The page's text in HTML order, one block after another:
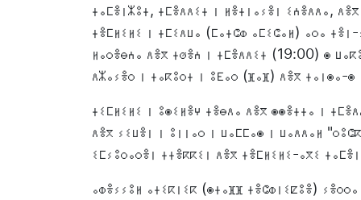
ⵜⴰⵎⴻⵏⵣⵓⵜ, ⵜⵎⴻⴷⴷⵉⵜ ⵏ ⵍⴻⵜⵏⴰⵢⴻⵏ ⵉⵄⴻⴷⴷⴰ,
ⵜⴻⵎⵍⵉⵍⵉ ⵏ ⵜⵎⵉⴷⵡⴰ (ⵎⴰⵜⵛⵀ ⴰⵎⵉⵛⴰⵍ) ⴰⵔⴰ
ⵍⴰⵔⴻⴱⵄⴰ ⴷⴻⴳ ⵜⵚⴻⵄ ⵏ ⵜⵎⴻⴷⴷⵉⵜ (19:00) ⵙ
ⴷⵣⴰⵢⴻⵔ ⵏ ⵜⴰⴽⵓⵔⵜ ⵏ ⵓⴹⴰⵔ (ⴼⴰⴼ) ⴷⴻⴳ ⵜⴰⵏⵙⴰ-ⵙ
ⵜⵉⵎⵍⵉⵍⵉ ⵏ ⵓⵙⵉⵍⴻⵖ ⵜⴻⴱⴷⴰ ⴷⴻⴳ ⵙⵙⴻⵜⵜⴰ ⵏ
ⴷⴻⴳ ⵢⵉⵡⴻⵏ ⵏ ⵓⵏⵏⴰⵔ ⵏ ⵡⴰⵎⵎⴰⵙ ⵏ ⵡⴰⴷⴷⴰⵍ
ⵉⵎⵢⵓⵔⴰⵔⴻⵏ ⵜⵜⴻⴽⴽⵉⵏ ⴷⴻⴳ ⵜⴻⵎⵍⵉⵍⵉ-ⴰⴳⵉ
ⴰⵀⴻⵢⵢⵓⵍ ⴰⵜⵉⴽⵏⵉⴽ (ⵙⵜⴰⴼⴼ ⵜⴻⵛⵀⵏⵉⵇⵓⴻ)